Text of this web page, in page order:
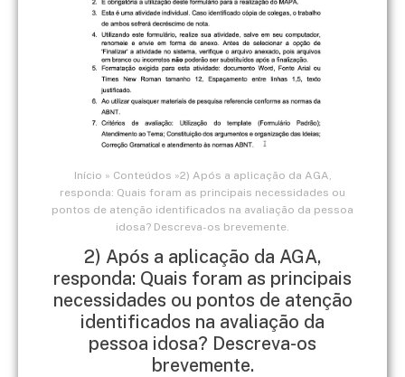
Início » Conteúdos »​2) Após a aplicação da AGA,
responda: Quais foram as principais necessidades ou
pontos de atenção identificados na avaliação da pessoa
idosa? Descreva-os brevemente.
​2) Após a aplicação da AGA,
responda: Quais foram as principais
necessidades ou pontos de atenção
identificados na avaliação da
pessoa idosa? Descreva-os
brevemente.